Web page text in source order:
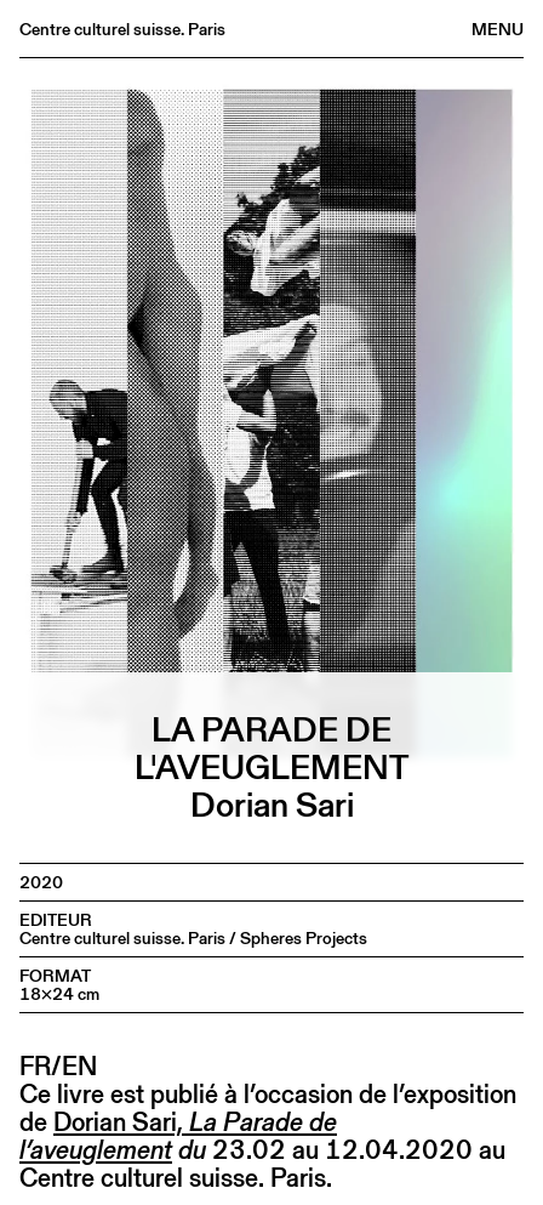
MENU
Centre culturel suisse. Paris
Librairie
Buvette
Archives
Médiathèque
Éditions
Informations
FR/EN
LA PARADE DE
L'AVEUGLEMENT
Dorian Sari
2020
EDITEUR
Centre culturel suisse. Paris / Spheres Projects
FORMAT
18×24 cm
FR/EN
Ce livre est publié à l’occasion de l’exposition
de Dorian Sari, La Parade de
l’aveuglementdu 23.02 au 12.04.2020 au
Centre culturel suisse. Paris.